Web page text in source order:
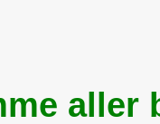
aller